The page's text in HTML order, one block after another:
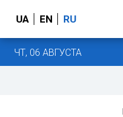
UA EN RU
ЧТ, 06 АВГУСТА